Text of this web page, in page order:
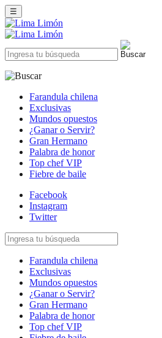
☰
Farandula chilena
Exclusivas
Mundos opuestos
¿Ganar o Servir?
Gran Hermano
Palabra de honor
Top chef VIP
Fiebre de baile
Facebook
Instagram
Twitter
Farandula chilena
Exclusivas
Mundos opuestos
¿Ganar o Servir?
Gran Hermano
Palabra de honor
Top chef VIP